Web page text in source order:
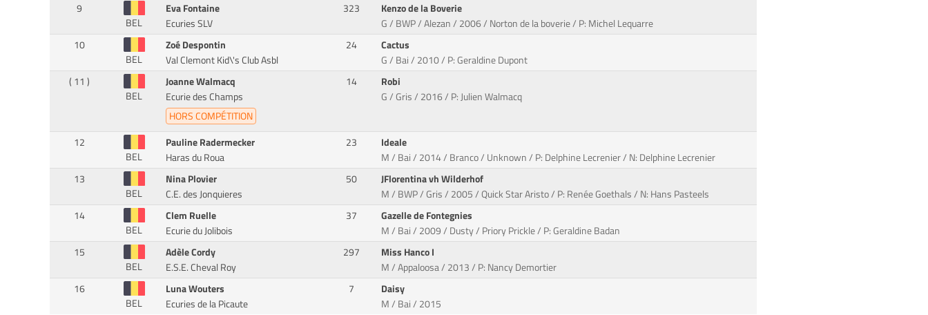
9
BEL
Eva Fontaine
Ecuries SLV
323
Kenzo de la Boverie
G / BWP / Alezan / 2006 / Norton de la boverie / P: Michel Lequarre
10
BEL
Zoé Despontin
Val Clemont Kid\'s Club Asbl
24
Cactus
G / Bai / 2010 / P: Geraldine Dupont
( 11 )
BEL
Joanne Walmacq
Ecurie des Champs
HORS COMPÉTITION
14
Robi
G / Gris / 2016 / P: Julien Walmacq
12
BEL
Pauline Radermecker
Haras du Roua
23
Ideale
M / Bai / 2014 / Branco / Unknown / P: Delphine Lecrenier / N: Delphine Lecrenier
13
BEL
Nina Plovier
C.E. des Jonquieres
50
JFlorentina vh Wilderhof
M / BWP / Gris / 2005 / Quick Star Aristo / P: Renée Goethals / N: Hans Pasteels
14
BEL
Clem Ruelle
Ecurie du Jolibois
37
Gazelle de Fontegnies
M / Bai / 2009 / Dusty / Priory Prickle / P: Geraldine Badan
15
BEL
Adèle Cordy
E.S.E. Cheval Roy
297
Miss Hanco I
M / Appaloosa / 2013 / P: Nancy Demortier
16
BEL
Luna Wouters
Ecuries de la Picaute
7
Daisy
M / Bai / 2015